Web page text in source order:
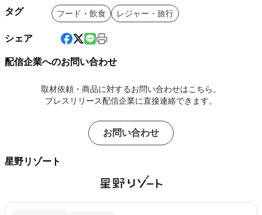
タグ フード・飲食 レジャー・旅行
シェア
配信企業へのお問い合わせ
取材依頼・商品に対するお問い合わせはこちら。
プレスリリース配信企業に直接連絡できます。
お問い合わせ
星野リゾート